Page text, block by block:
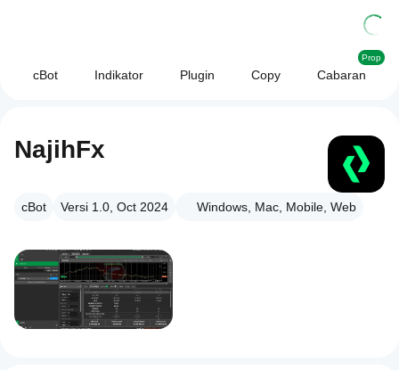
cBot Indikator Plugin Copy Cabaran
Prop
NajihFx
cBot Versi 1.0, Oct 2024 Windows, Mac, Mobile, Web